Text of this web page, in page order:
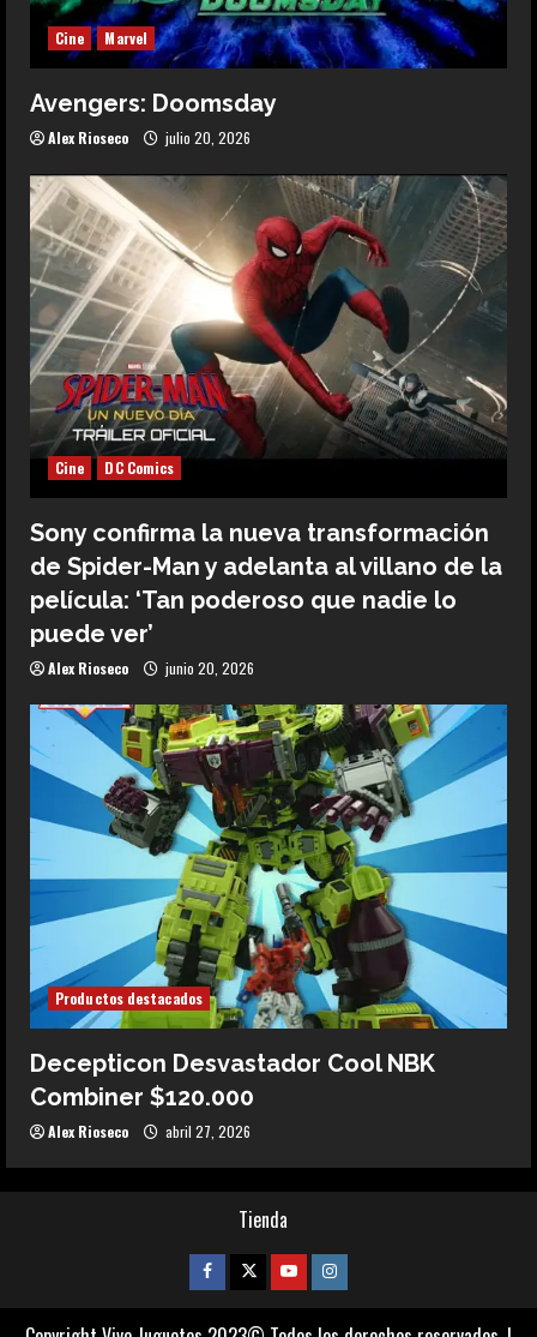
Cine Marvel
Avengers: Doomsday
Alex Rioseco julio 20, 2026
Cine DC Comics
Sony confirma la nueva transformación
de Spider-Man y adelanta al villano de la
película: ‘Tan poderoso que nadie lo
puede ver’
Alex Rioseco junio 20, 2026
Productos destacados
Decepticon Desvastador Cool NBK
Combiner $120.000
Alex Rioseco abril 27, 2026
Tienda
Facebook
TwitterYoutubeInstagram